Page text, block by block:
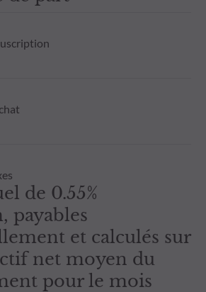
de 0.55%
payables
et calculés sur
net moyen du
pour le mois